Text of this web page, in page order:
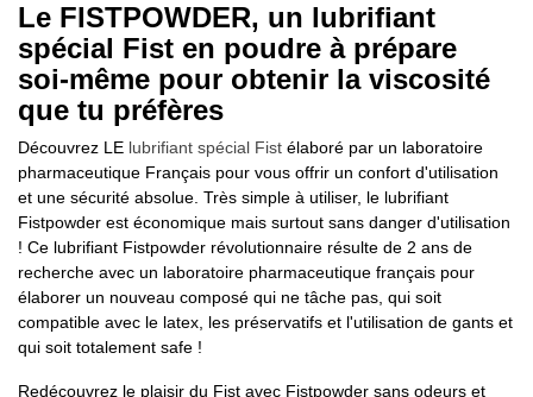
Le FISTPOWDER, un lubrifiant
spécial Fist en poudre à prépare
soi-même pour obtenir la viscosité
que tu préfères
Découvrez LE lubrifiant spécial Fist élaboré par un laboratoire
pharmaceutique Français pour vous offrir un confort d'utilisation
et une sécurité absolue. Très simple à utiliser, le lubrifiant
Fistpowder est économique mais surtout sans danger d'utilisation
! Ce lubrifiant Fistpowder révolutionnaire résulte de 2 ans de
recherche avec un laboratoire pharmaceutique français pour
élaborer un nouveau composé qui ne tâche pas, qui soit
compatible avec le latex, les préservatifs et l'utilisation de gants et
qui soit totalement safe !
Redécouvrez le plaisir du Fist avec Fistpowder sans odeurs et